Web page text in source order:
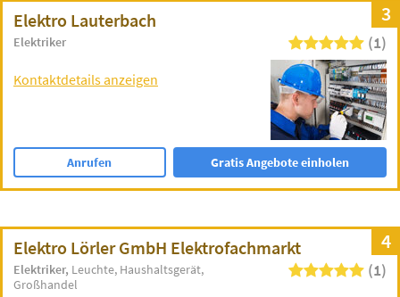
3
Elektro Lauterbach
Elektriker (1)
Kontaktdetails anzeigen
Anrufen Gratis Angebote einholen
4
Elektro Lörler GmbH Elektrofachmarkt
Elektriker Leuchte Haushaltsgerät
Großhandel
(1)